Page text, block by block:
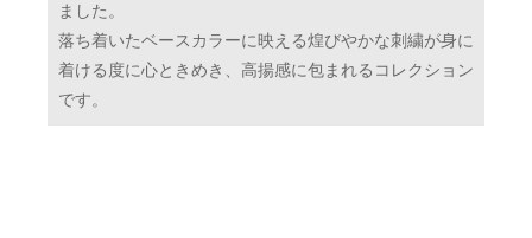
ました。
落ち着いたベースカラーに映える煌びやかな刺繍が身に
着ける度に心ときめき、高揚感に包まれるコレクション
です。